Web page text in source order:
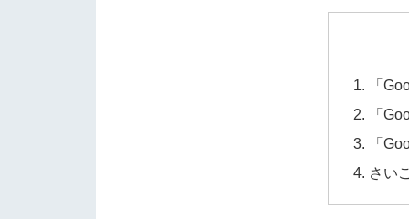
「
「
「
さい